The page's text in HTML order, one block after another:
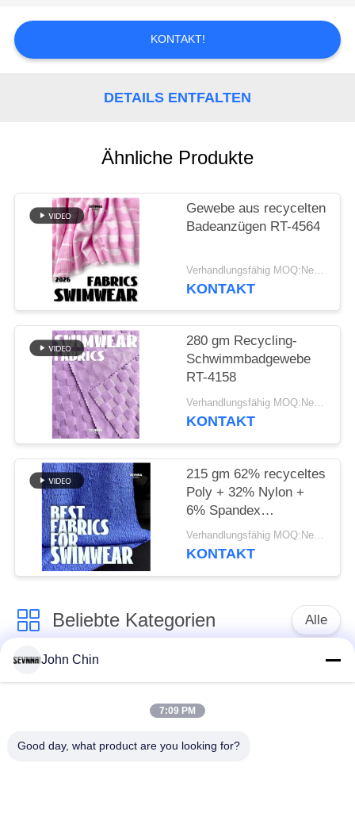
NACHRICHTEN
POLICY
KONTAKT!
DETAILS ENTFALTEN
Ähnliche Produkte
Gewebe aus recycelten
Badeanzügen RT-4564
Verhandlungsfähig MOQ:Negotiable
KONTAKT
280 gm Recycling-
Schwimmbadgewebe
RT-4158
Verhandlungsfähig MOQ:Negotiable
KONTAKT
215 gm 62% recyceltes
Poly + 32% Nylon +
6% Spandex
Recyceltes
Badebekleidungsgewebe
Verhandlungsfähig MOQ:Negotiable
KONTAKT
Beliebte Kategorien Alle
Aufbereitetes
Nylongewebe
John Chin
7:09 PM
Good day, what product are you looking for?